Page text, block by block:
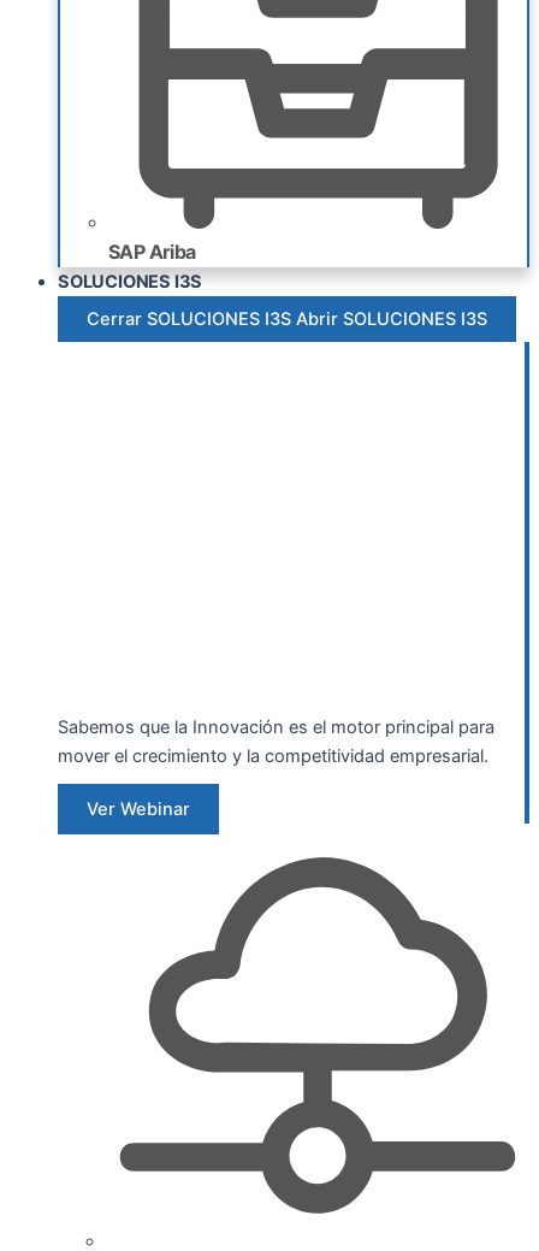
SAP Ariba
SOLUCIONES I3S
Cerrar SOLUCIONES I3S Abrir SOLUCIONES I3S
Sabemos que la Innovación es el motor principal para
mover el crecimiento y la competitividad empresarial.
Ver Webinar